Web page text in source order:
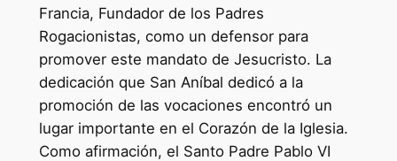
Francia, Fundador de los Padres
Rogacionistas, como un defensor para
promover este mandato de Jesucristo. La
dedicación que San Aníbal dedicó a la
promoción de las vocaciones encontró un
lugar importante en el Corazón de la Iglesia.
Como afirmación, el Santo Padre Pablo VI